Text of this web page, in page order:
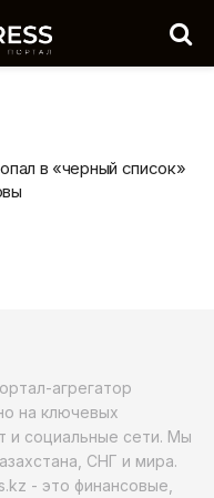
в «черный список»
агрегатор
на ключевых
и социальные сети. Мы
СНГ и мира.
- это финансовые,